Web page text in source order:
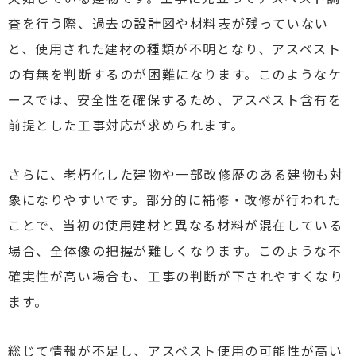
査を行う際、過去の設計図や材料表が残っていない
と、使用された建材の種類が不明となり、アスベスト
の有無を判断するのが困難になります。このようなケ
ースでは、安全性を確保するため、アスベスト含有を
前提とした工事対応が求められます。
さらに、老朽化した建物や一部改修歴のある建物も対
象になりやすいです。部分的に補修・改修が行われた
ことで、当初の使用建材と異なる材料が混在している
場合、全体像の把握が難しくなります。このような不
確実性が高い場合も、工事の判断が下されやすくなり
ます。
総じて情報が不足し、アスベスト使用の可能性が高い